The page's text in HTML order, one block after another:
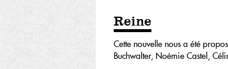
Reine
Cette nouvelle nous a été
Buchwalter, Noémie Castel,